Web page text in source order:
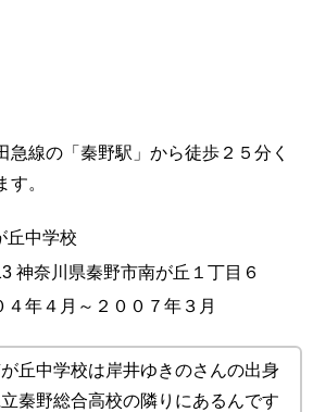
急線の「秦野駅」から徒歩２５分く
す。
丘中学校
神奈川県秦野市南が丘１丁目６
年４月～２００７年３月
丘中学校は岸井ゆきのさんの出身
秦野総合高校の隣りにあるんです